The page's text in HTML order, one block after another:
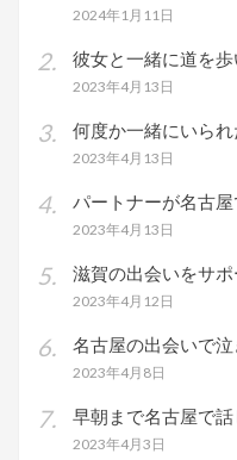
2024年1月11日
彼女と一緒に道を
2023年4月13日
何度か一緒にいら
2023年4月13日
パートナーが名古
2023年4月13日
滋賀の出会いをサ
2023年4月12日
名古屋の出会いで
2023年4月8日
早朝まで名古屋で
2023年4月3日